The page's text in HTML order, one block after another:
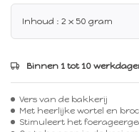
Inhoud : 2 x 50 gram
Binnen 1 tot 10
Vers van de bakkerij
Met heerlijke wortel en
Stimuleert het